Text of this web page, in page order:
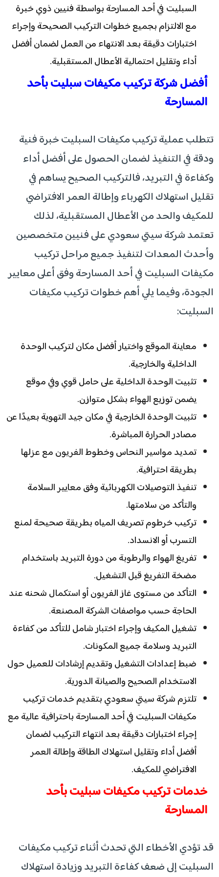
السبليت في أحد المسارحة بواسطة فنيين ذوي خبرة
مع الالتزام بجميع خطوات التركيب الصحيحة وإجراء
اختبارات دقيقة بعد الانتهاء من العمل لضمان أفضل
أداء وتقليل احتمالية الأعطال المستقبلية.
أفضل شركة تركيب مكيفات سبليت بأحد
المسارحة
تتطلب عملية تركيب مكيفات السبليت خبرة فنية
ودقة في التنفيذ لضمان الحصول على أفضل أداء
وكفاءة في التبريد، فالتركيب الصحيح يساهم في
تقليل استهلاك الكهرباء وإطالة العمر الافتراضي
للمكيف والحد من الأعطال المستقبلية، لذلك
تعتمد شركة سيتي سعودي على فنيين متخصصين
وأحدث المعدات لتنفيذ جميع مراحل تركيب
مكيفات السبليت في أحد المسارحة وفق أعلى معايير
الجودة، وفيما يلي أهم خطوات تركيب مكيفات
السبليت:
معاينة الموقع واختيار أفضل مكان لتركيب الوحدة
الداخلية والخارجية.
تثبيت الوحدة الداخلية على حامل قوي وفي موقع
يضمن توزيع الهواء بشكل متوازن.
تثبيت الوحدة الخارجية في مكان جيد التهوية بعيدًا عن
مصادر الحرارة المباشرة.
تمديد مواسير النحاس وخطوط الفريون مع عزلها
بطريقة احترافية.
تنفيذ التوصيلات الكهربائية وفق معايير السلامة
والتأكد من سلامتها.
تركيب خرطوم تصريف المياه بطريقة صحيحة لمنع
التسرب أو الانسداد.
تفريغ الهواء والرطوبة من دورة التبريد باستخدام
مضخة التفريغ قبل التشغيل.
التأكد من مستوى غاز الفريون أو استكمال شحنه عند
الحاجة حسب مواصفات الشركة المصنعة.
تشغيل المكيف وإجراء اختبار شامل للتأكد من كفاءة
التبريد وسلامة جميع المكونات.
ضبط إعدادات التشغيل وتقديم إرشادات للعميل حول
الاستخدام الصحيح والصيانة الدورية.
تلتزم شركة سيتي سعودي بتقديم خدمات تركيب
مكيفات السبليت في أحد المسارحة باحترافية عالية مع
إجراء اختبارات دقيقة بعد انتهاء التركيب لضمان
أفضل أداء وتقليل استهلاك الطاقة وإطالة العمر
الافتراضي للمكيف.
خدمات تركيب مكيفات سبليت بأحد
المسارحة
قد تؤدي الأخطاء التي تحدث أثناء تركيب مكيفات
السبليت إلى ضعف كفاءة التبريد وزيادة استهلاك